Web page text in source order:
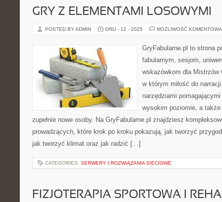
GRY Z ELEMENTAMI LOSOWYMI
POSTED BY ADMIN GRU - 12 - 2025 MOŻLIWOŚĆ
GryFabularne.pl to strona
fabularnym, sesjom,
wskazówkom dla Mistrzów
w którym miłość do
narzędziami
wysokim poziomie, a
zupełnie nowe osoby. Na GryFabularne.pl znajdziesz
prowadzących, które krok po kroku pokazują, jak tworzyć
jak tworzyć klimat oraz jak radzić […]
CATEGORIES: SERWERY I ROZWIĄZANIA SIECIOWE
FIZJOTERAPIA SPORTOWA I